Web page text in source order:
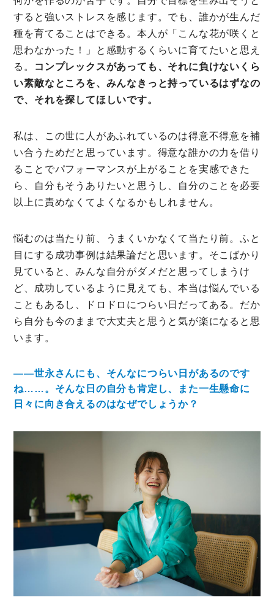
すると強いストレスを感じます。でも、誰かが生んだ
種を育てることはできる。本人が「こんな花が咲くと
思わなかった！」と感動するくらいに育てたいと思え
る。
コンプレックスがあっても、それに負けないくら
い素敵なところを、みんなきっと持っているはずなの
で、それを探してほしいです。
私は、この世に人があふれているのは得意不得意を補
い合うためだと思っています。得意な誰かの力を借り
ることでパフォーマンスが上がることを実感できた
ら、自分もそうありたいと思うし、自分のことを必要
以上に責めなくてよくなるかもしれません。
悩むのは当たり前、うまくいかなくて当たり前。ふと
目にする成功事例は結果論だと思います。そこばかり
見ていると、みんな自分がダメだと思ってしまうけ
ど、成功しているように見えても、本当は悩んでいる
こともあるし、ドロドロにつらい日だってある。だか
ら自分も今のままで大丈夫と思うと気が楽になると思
います。
――世永さんにも、そんなにつらい日があるのです
ね……。そんな日の自分も肯定し、また一生懸命に
日々に向き合えるのはなぜでしょうか？